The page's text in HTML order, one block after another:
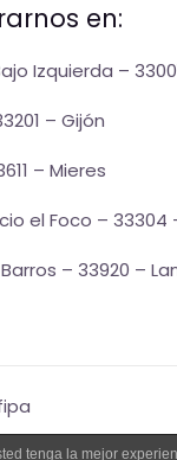
en:
Izquierda –
– Gijón
– Mieres
el Foco – 33304
– 33920 –
tenga la mejor